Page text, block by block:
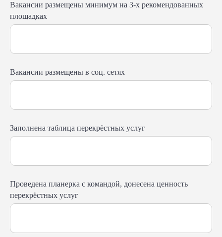
Вакансии размещены минимум на 3-х рекомендованных
площадках
Вакансии размещены в соц. сетях
Заполнена таблица перекрёстных услуг
Проведена планерка с командой, донесена ценность
перекрёстных услуг